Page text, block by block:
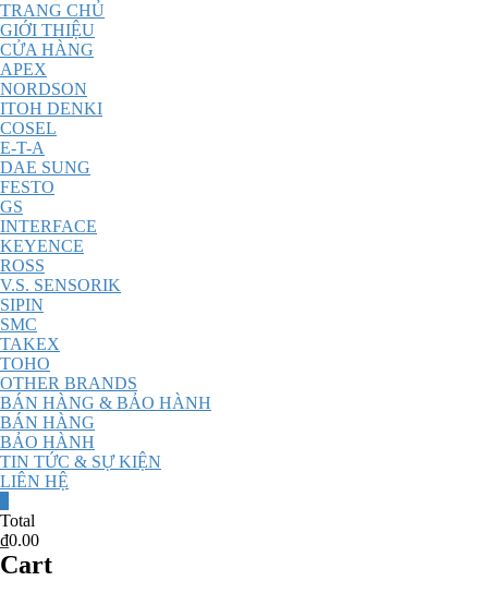
TRANG CHỦ
GIỚI THIỆU
CỬA HÀNG
APEX
NORDSON
ITOH DENKI
COSEL
E-T-A
DAE SUNG
FESTO
GS
INTERFACE
KEYENCE
ROSS
V.S. SENSORIK
SIPIN
SMC
TAKEX
TOHO
OTHER BRANDS
BÁN HÀNG & BẢO HÀNH
BÁN HÀNG
BẢO HÀNH
TIN TỨC & SỰ KIỆN
LIÊN HỆ
Total
₫0.00
Cart